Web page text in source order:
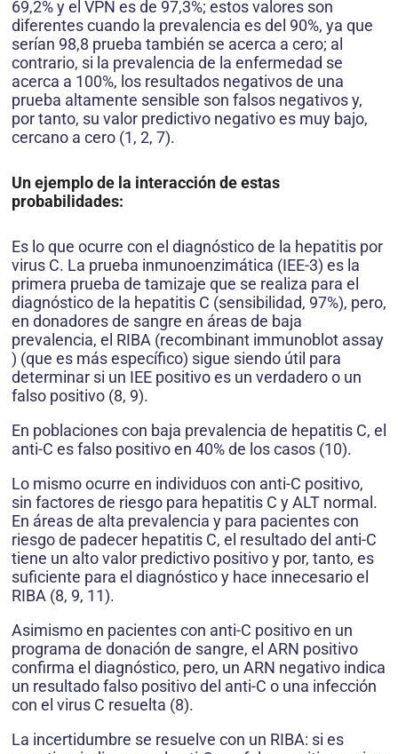
69,2% y el VPN es de 97,3%; estos valores son
diferentes cuando la prevalencia es del 90%, ya que
serían 98,8 prueba también se acerca a cero; al
contrario, si la prevalencia de la enfermedad se
acerca a 100%, los resultados negativos de una
prueba altamente sensible son falsos negativos y,
por tanto, su valor predictivo negativo es muy bajo,
cercano a cero (1, 2, 7).
Un ejemplo de la interacción de estas
probabilidades:
Es lo que ocurre con el diagnóstico de la hepatitis por
virus C. La prueba inmunoenzimática (IEE-3) es la
primera prueba de tamizaje que se realiza para el
diagnóstico de la hepatitis C (sensibilidad, 97%), pero,
en donadores de sangre en áreas de baja
prevalencia, el RIBA (recombinant immunoblot assay
) (que es más específico) sigue siendo útil para
determinar si un IEE positivo es un verdadero o un
falso positivo (8, 9).
En poblaciones con baja prevalencia de hepatitis C, el
anti-C es falso positivo en 40% de los casos (10).
Lo mismo ocurre en individuos con anti-C positivo,
sin factores de riesgo para hepatitis C y ALT normal.
En áreas de alta prevalencia y para pacientes con
riesgo de padecer hepatitis C, el resultado del anti-C
tiene un alto valor predictivo positivo y por, tanto, es
suficiente para el diagnóstico y hace innecesario el
RIBA (8, 9, 11).
Asimismo en pacientes con anti-C positivo en un
programa de donación de sangre, el ARN positivo
confirma el diagnóstico, pero, un ARN negativo indica
un resultado falso positivo del anti-C o una infección
con el virus C resuelta (8).
La incertidumbre se resuelve con un RIBA: si es